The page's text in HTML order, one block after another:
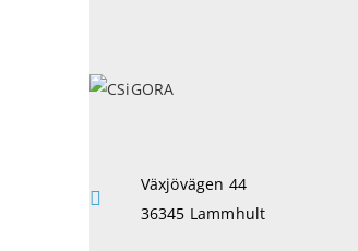
Växjövägen 44
36345 Lammhult